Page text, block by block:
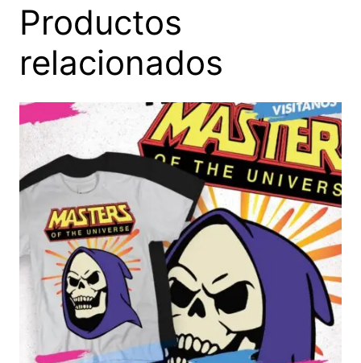
Productos
relacionados